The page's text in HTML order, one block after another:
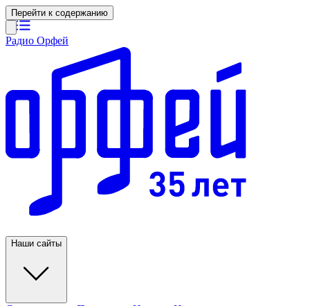
Перейти к содержанию
Радио Орфей
Наши сайты